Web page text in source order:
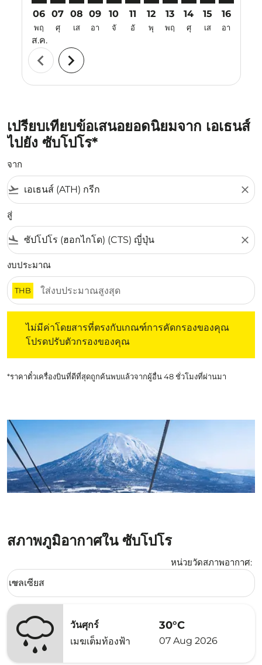
06
พฤ
ส.ค.
07
ศุ
08
เส
09
อา
10
จั
11
อั
12
พุ
13
พฤ
14
ศุ
15
เส
16
อา
chevron_left chevron_right
เปรียบเทียบข้อเสนอยอดนิยมจาก เอเธนส์
ไปยัง ซับโปโร*
จาก
flight_takeoff close
สู่
flight_land close
งบประมาณ
THB
ไม่มีค่าโดยสารที่ตรงกับเกณฑ์การคัดกรองของคุณ
โปรดปรับตัวกรองของคุณ
*ราคาตั๋วเครื่องบินที่ดีที่สุดถูกค้นพบแล้วจากผู้อื่น 48 ชั่วโมงที่ผ่านมา
สภาพภูมิอากาศใน ซับโปโร
หน่วยวัดสภาพอากาศ:
Weather unit option เซลเซียส Selected
เซลเซียส
keyboard_arrow_down
วันศุกร์
เมฆเต็มท้องฟ้า
30°C
07 Aug 2026